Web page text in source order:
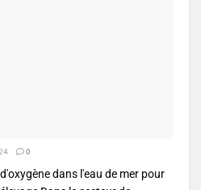
0
dans l'eau de mer pour